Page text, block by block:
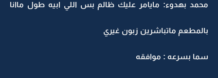
محمد بهدوء: مايامر عليك ظالم بس اللي ابيه طول ماانا
بالمطعم ماتباشرين زبون غيري
سما بسرعه : موافقه